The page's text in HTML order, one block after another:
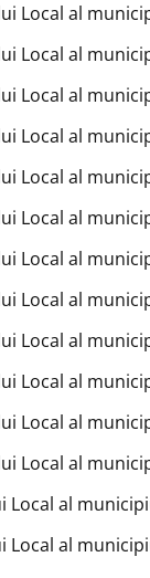
Local al
Local al
Local al
Local al
Local al
Local al
Local al
Local al
Local al
Local al
Local al
Local al
Local al
Local al